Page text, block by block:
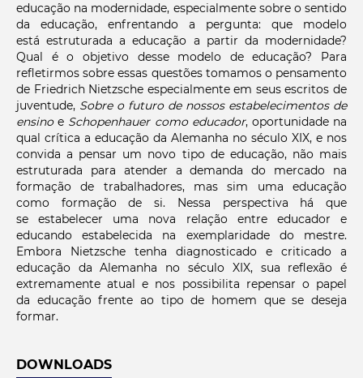
educação na modernidade, especialmente sobre o sentido
da educação, enfrentando a pergunta: que modelo
está estruturada a educação a partir da modernidade?
Qual é o objetivo desse modelo de educação? Para
refletirmos sobre essas questões tomamos o pensamento
de Friedrich Nietzsche especialmente em seus escritos de
juventude, Sobre o futuro de nossos estabelecimentos de
ensinoe Schopenhauer como educador, oportunidade na
qual crítica a educação da Alemanha no século XIX, e nos
convida a pensar um novo tipo de educação, não mais
estruturada para atender a demanda do mercado na
formação de trabalhadores, mas sim uma educação
como formação de si. Nessa perspectiva há que
se estabelecer uma nova relação entre educador e
educando estabelecida na exemplaridade do mestre.
Embora Nietzsche tenha diagnosticado e criticado a
educação da Alemanha no século XIX, sua reflexão é
extremamente atual e nos possibilita repensar o papel
da educação frente ao tipo de homem que se deseja
formar.
DOWNLOADS